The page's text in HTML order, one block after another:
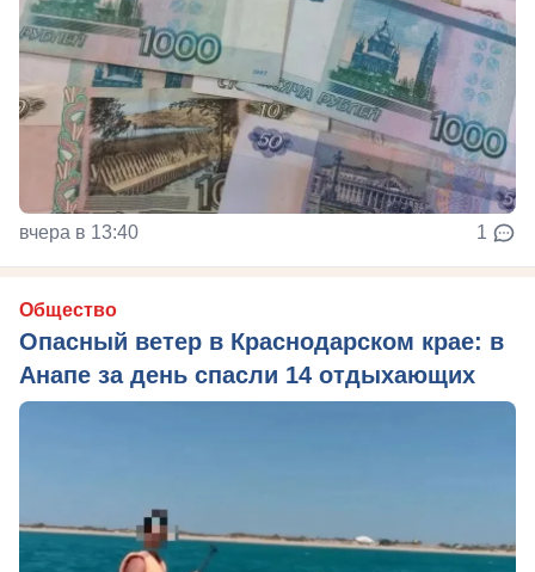
вчера в 13:40 1
Общество
Опасный ветер в Краснодарском крае: в
Анапе за день спасли 14 отдыхающих